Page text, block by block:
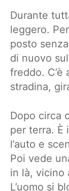
Durante
leggero.
posto
di nuovo
freddo. C’è
stradina,
Dopo circa
per terra. È
l’auto e
Poi vede
in là, vicino
L’uomo si